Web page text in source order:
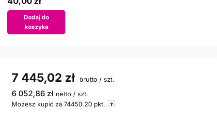
Dodaj do
koszyka
7 445,02 zł brutto / szt.
6 052,86 zł netto / szt.
Możesz kupić za 74450.20 pkt.